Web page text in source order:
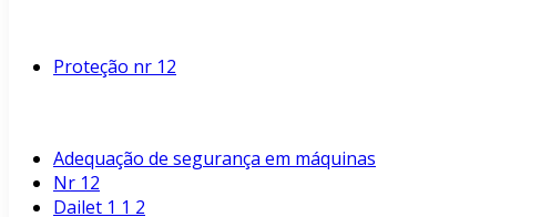
Proteção nr 12
Adequação de segurança em máquinas
Nr 12
Dailet 1 1 2